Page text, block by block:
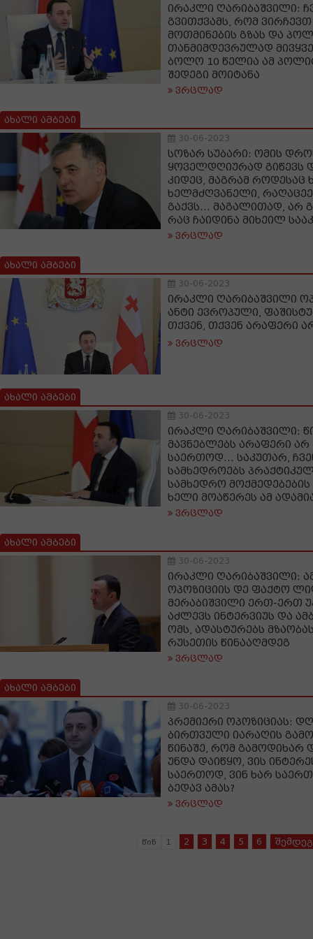
ირაკლი ღარიბაშვილი:
გვითქვამს, რომ
მოთმინების გზას და
თანმიმდევრულად
ბოლო 10 წელია ამ
შედეგი მოიტანა
ვრცლად
ახალი ამბები
30-06-2023
სოზარ სუბარი: ომის
ყოველდღიურად გიწევს
კიდეც, მაგრამ როდესაც
ხელმძღვანელი,
გაქვს... მაგალითად, არ
რაც ჩაიდინა მიხეილ
ვრცლად
ახალი ამბები
30-06-2023
ირაკლი ღარიბაშვილი
ანტი ევროპული,
თქვენ, თქვენ არაფერი
ვრცლად
ახალი ამბები
30-06-2023
ირაკლი ღარიბაშვილი:
მავნებლებს არაფერი არ
საერთოდ... საკუთარ,
სამხედროებს
სამხედრო მოქმედებების
ხელი მოაწერეს ამ
ვრცლად
ახალი ამბები
30-06-2023
ირაკლი ღარიბაშვილი:
ოპოზიციის დე ფაქტო
მერაბიშვილი ერთ-ერთ
აძლევს ინტერვიუს და
ომს, ადასტურებს
რუსეთის წინააღმდეგ
ვრცლად
ახალი ამბები
30-06-2023
პრემიერი ოპოზიციას:
ბირთვული იარაღის
წინაშე, რომ გამოდიხარ
უნდა დაიწყო, ვის
საერთოდ, ვინ ხარ
ბედავ ამას?
ვრცლად
წინ 1 2 3 4 5 6 შემდეგ